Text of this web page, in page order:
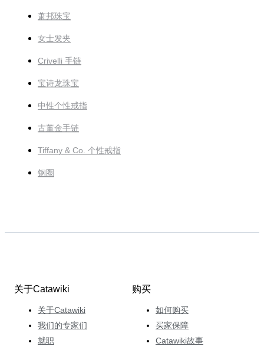
萧邦珠宝
女士发夹
Crivelli 手链
宝诗龙珠宝
中性个性戒指
古董金手链
Tiffany & Co. 个性戒指
钢圈
关于Catawiki
关于Catawiki
我们的专家们
就职
购买
如何购买
买家保障
Catawiki故事